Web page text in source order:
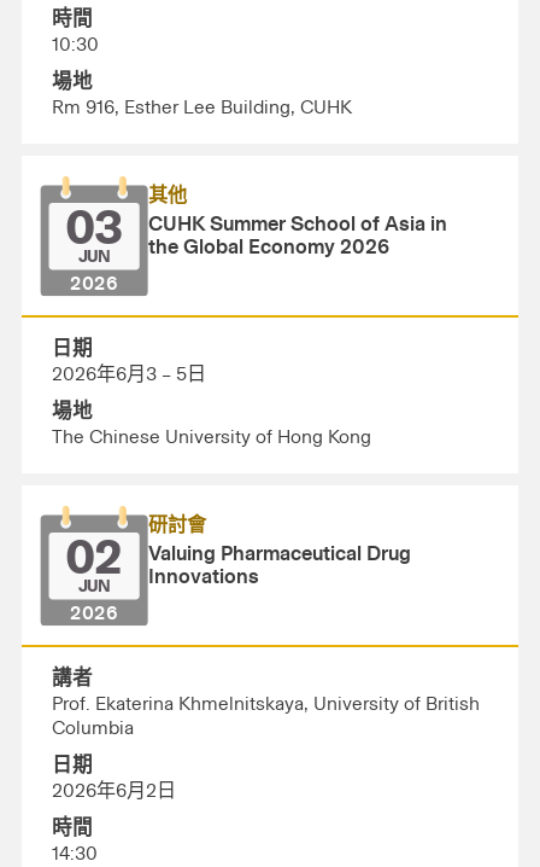
時間
10:30
場地
Rm 916, Esther Lee Building, CUHK
03
JUN
2026
其他
CUHK Summer School of Asia in
the Global Economy 2026
日期
2026年6月3 – 5日
場地
The Chinese University of Hong Kong
02
JUN
2026
研討會
Valuing Pharmaceutical Drug
Innovations
講者
Prof. Ekaterina Khmelnitskaya, University of British
Columbia
日期
2026年6月2日
時間
14:30